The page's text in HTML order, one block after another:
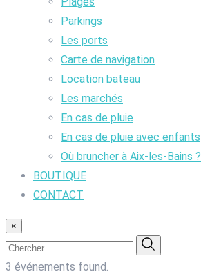
Parkings
Les ports
Carte de navigation
Location bateau
Les marchés
En cas de pluie
En cas de pluie avec enfants
Où bruncher à Aix-les-Bains ?
BOUTIQUE
CONTACT
×
3 événements found.